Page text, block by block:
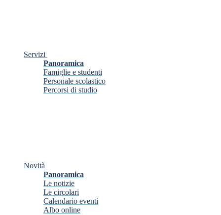
Servizi
Panoramica
Famiglie e studenti
Personale scolastico
Percorsi di studio
Novità
Panoramica
Le notizie
Le circolari
Calendario eventi
Albo online